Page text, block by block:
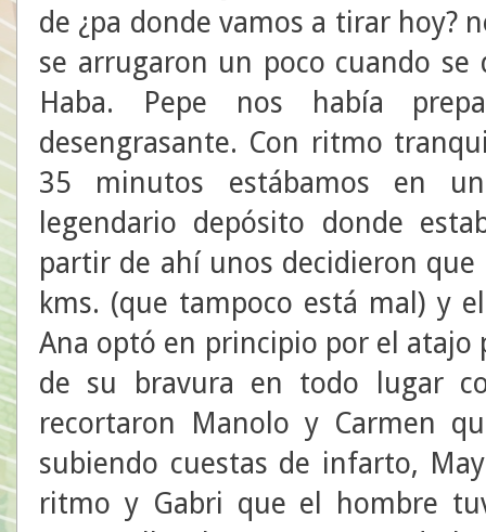
de ¿pa donde vamos a tirar hoy?
se arrugaron un poco cuando
Haba. Pepe nos había
desengrasante. Con ritmo
35 minutos estábamos en
legendario depósito donde
partir de ahí unos decidieron
kms. (que tampoco está mal) y
Ana optó en principio por el
de su bravura en todo lugar
recortaron Manolo y Carmen
subiendo cuestas de infarto,
ritmo y Gabri que el hombre